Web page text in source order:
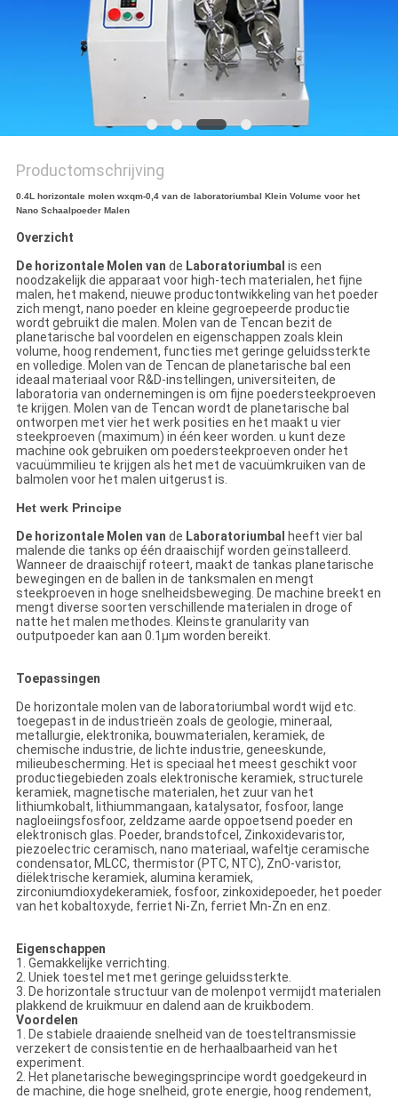
Productomschrijving
0.4L horizontale molen wxqm-0,4 van de laboratoriumbal Klein Volume voor het
Nano Schaalpoeder Malen
Overzicht
De horizontale Molen van de Laboratoriumbal is een
noodzakelijk die apparaat voor high-tech materialen, het fijne
malen, het makend, nieuwe productontwikkeling van het poeder
zich mengt, nano poeder en kleine gegroepeerde productie
wordt gebruikt die malen. Molen van de Tencan bezit de
planetarische bal voordelen en eigenschappen zoals klein
volume, hoog rendement, functies met geringe geluidssterkte
en volledige. Molen van de Tencan de planetarische bal een
ideaal materiaal voor R&D-instellingen, universiteiten, de
laboratoria van ondernemingen is om fijne poedersteekproeven
te krijgen. Molen van de Tencan wordt de planetarische bal
ontworpen met vier het werk posities en het maakt u vier
steekproeven (maximum) in één keer worden. u kunt deze
machine ook gebruiken om poedersteekproeven onder het
vacuümmilieu te krijgen als het met de vacuümkruiken van de
balmolen voor het malen uitgerust is.
Het werk Principe
De horizontale Molen van de Laboratoriumbal heeft vier bal
malende die tanks op één draaischijf worden geïnstalleerd.
Wanneer de draaischijf roteert, maakt de tankas planetarische
bewegingen en de ballen in de tanksmalen en mengt
steekproeven in hoge snelheidsbeweging. De machine breekt en
mengt diverse soorten verschillende materialen in droge of
natte het malen methodes. Kleinste granularity van
outputpoeder kan aan 0.1μm worden bereikt.
Toepassingen
De horizontale molen van de laboratoriumbal wordt wijd etc.
toegepast in de industrieën zoals de geologie, mineraal,
metallurgie, elektronika, bouwmaterialen, keramiek, de
chemische industrie, de lichte industrie, geneeskunde,
milieubescherming. Het is speciaal het meest geschikt voor
productiegebieden zoals elektronische keramiek, structurele
keramiek, magnetische materialen, het zuur van het
lithiumkobalt, lithiummangaan, katalysator, fosfoor, lange
nagloeiingsfosfoor, zeldzame aarde oppoetsend poeder en
elektronisch glas. Poeder, brandstofcel, Zinkoxidevaristor,
piezoelectric ceramisch, nano materiaal, wafeltje ceramische
condensator, MLCC, thermistor (PTC, NTC), ZnO-varistor,
diëlektrische keramiek, alumina keramiek,
zirconiumdioxydekeramiek, fosfoor, zinkoxidepoeder, het poeder
van het kobaltoxyde, ferriet Ni-Zn, ferriet Mn-Zn en enz.
Eigenschappen
1. Gemakkelijke verrichting.
2. Uniek toestel met met geringe geluidssterkte.
3. De horizontale structuur van de molenpot vermijdt materialen
plakkend de kruikmuur en dalend aan de kruikbodem.
Voordelen
1. De stabiele draaiende snelheid van de toesteltransmissie
verzekert de consistentie en de herhaalbaarheid van het
experiment.
2. Het planetarische bewegingsprincipe wordt goedgekeurd in
de machine, die hoge snelheid, grote energie, hoog rendement,